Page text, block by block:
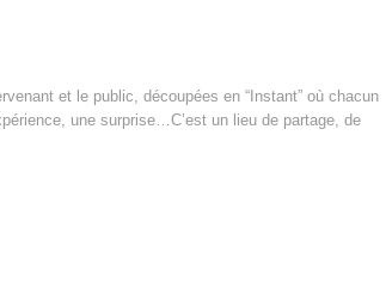
et le public, découpées en “Instant” où chacun
une surprise…C’est un lieu de partage, de